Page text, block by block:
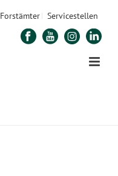
Forstämter Servicestellen